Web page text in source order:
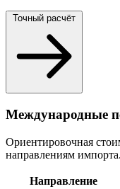
Точный расчёт
Международные
Ориентировочная
направлениям импорта.
Направление